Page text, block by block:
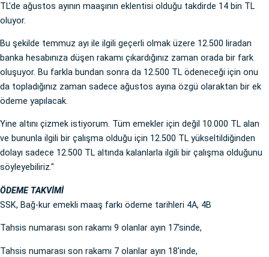
TL'de ağustos ayının maaşının eklentisi olduğu takdirde 14 bin TL
oluyor.
Bu şekilde temmuz ayı ile ilgili geçerli olmak üzere 12.500 liradan
banka hesabınıza düşen rakamı çıkardığınız zaman orada bir fark
oluşuyor. Bu farkla bundan sonra da 12.500 TL ödeneceği için onu
da topladığınız zaman sadece ağustos ayına özgü olaraktan bir ek
ödeme yapılacak.
Yine altını çizmek istiyorum. Tüm emekler için değil 10.000 TL alan
ve bununla ilgili bir çalışma olduğu için 12.500 TL yükseltildiğinden
dolayı sadece 12.500 TL altında kalanlarla ilgili bir çalışma olduğunu
söyleyebiliriz."
ÖDEME TAKVİMİ
SSK, Bağ-kur emekli maaş farkı ödeme tarihleri 4A, 4B
Tahsis numarası son rakamı 9 olanlar ayın 17'sinde,
Tahsis numarası son rakamı 7 olanlar ayın 18'inde,